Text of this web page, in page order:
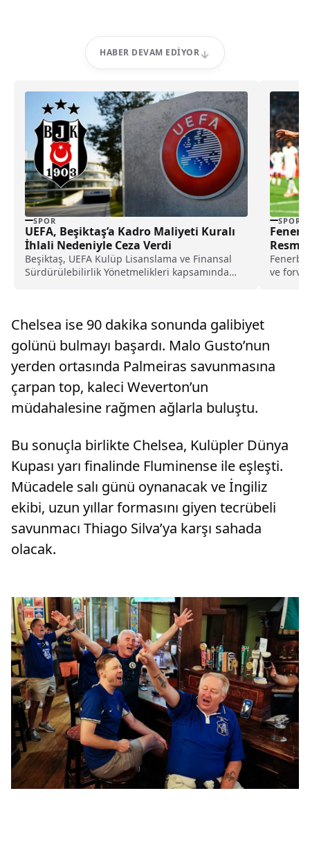
HABER DEVAM EDIYOR
SPOR
UEFA, Beşiktaş’a Kadro Maliyeti Kuralı
İhlali Nedeniyle Ceza Verdi
Beşiktaş, UEFA Kulüp Lisanslama ve Finansal
Sürdürülebilirlik Yönetmelikleri kapsamında
SPOR
Resmi
ve
Chelsea ise 90 dakika sonunda galibiyet
golünü bulmayı başardı. Malo Gusto’nun
yerden ortasında Palmeiras savunmasına
çarpan top, kaleci Weverton’un
müdahalesine rağmen ağlarla buluştu.
Bu sonuçla birlikte Chelsea, Kulüpler Dünya
Kupası yarı finalinde Fluminense ile eşleşti.
Mücadele salı günü oynanacak ve İngiliz
ekibi, uzun yıllar formasını giyen tecrübeli
savunmacı Thiago Silva’ya karşı sahada
olacak.